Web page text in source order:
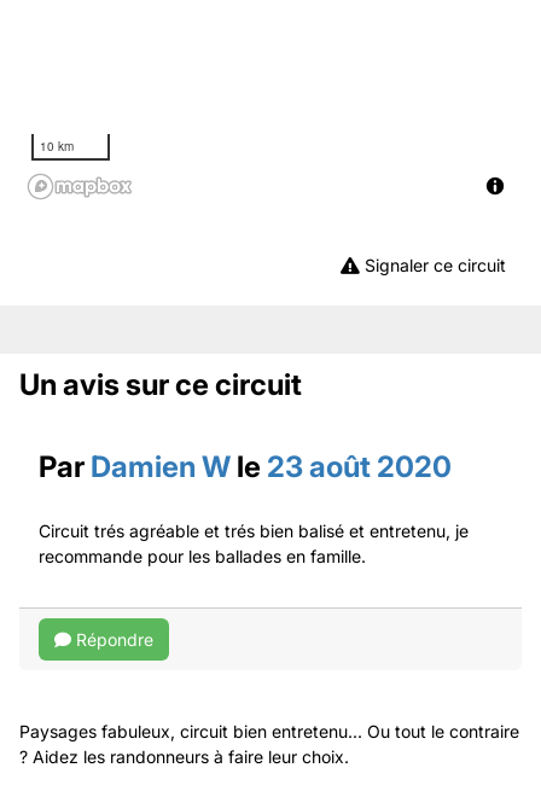
10 km
Signaler ce circuit
Un avis sur ce circuit
Par Damien W le 23 août 2020
Circuit trés agréable et trés bien balisé et entretenu, je
recommande pour les ballades en famille.
Répondre
Paysages fabuleux, circuit bien entretenu... Ou tout le contraire
? Aidez les randonneurs à faire leur choix.